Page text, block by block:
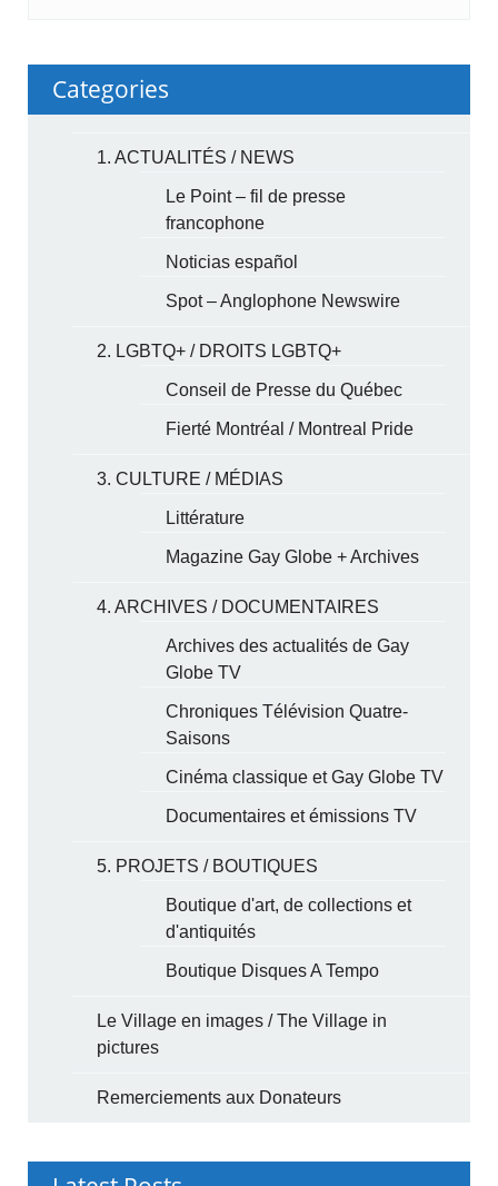
Categories
1. ACTUALITÉS / NEWS
Le Point – fil de presse
francophone
Noticias español
Spot – Anglophone Newswire
2. LGBTQ+ / DROITS LGBTQ+
Conseil de Presse du Québec
Fierté Montréal / Montreal Pride
3. CULTURE / MÉDIAS
Littérature
Magazine Gay Globe + Archives
4. ARCHIVES / DOCUMENTAIRES
Archives des actualités de Gay
Globe TV
Chroniques Télévision Quatre-
Saisons
Cinéma classique et Gay Globe TV
Documentaires et émissions TV
5. PROJETS / BOUTIQUES
Boutique d'art, de collections et
d'antiquités
Boutique Disques A Tempo
Le Village en images / The Village in
pictures
Remerciements aux Donateurs